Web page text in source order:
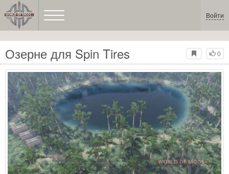
Войти
0
Озерне для Spin Tires